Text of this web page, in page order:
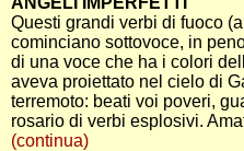
Questi grandi verbi di fuoco
cominciano sottovoce, in
di una voce che ha i colori
aveva proiettato nel cielo di
terremoto: beati voi poveri,
rosario di verbi esplosivi.
(continua)